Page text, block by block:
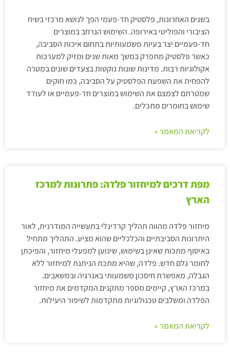
בשנים האחרונות, פלסטיק חד-פעמי הפך לנושא מרכזי בשיח
הציבורי והפוליטי באירופה. השימוש הנרחב במוצרים
חד-פעמיים יצר בעיות משמעותיות בתחום איכות הסביבה,
כאשר פלסטיק מתפרק במשך מאות שנים ומזיק למערכות
אקולוגיות רבות. מדינות שונות נוקטות בצעדים שונים במטרה
להפחית את השפעת הפלסטיק על הסביבה, כמו חוקים
שמטרתם לצמצם את השימוש במוצרים חד-פעמיים או לעודד
שימוש בחומרים מתכלים.
לקריאת המאמר »
מפת דרכים למיחזור פלדה: פתרונות למרכז
הארץ
מיחזור פלדה מהווה תהליך קרדינלי בתעשייה המודרנית, לאור
היתרונות הסביבתיים והכלכליים שהוא מציע. התהליך מתחיל
באיסוף מתכות שאינן בשימוש, שינוען למפעלי מיחזור, והפיכתן
לחומר גלם חדש. פלדה, שהיא מתכת הניתנת למיחזור ללא
הגבלה, מאפשרת חיסכון משמעותי באנרגיה ובמשאבים.
במרכז הארץ, קיימים מספר מתקנים המקדמים את מיחזור
הפלדה ומשלבים טכנולוגיות מתקדמות לשיפור היעילות.
לקריאת המאמר »